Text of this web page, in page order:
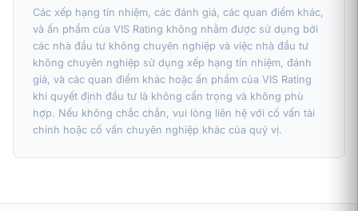
Các xếp hạng tín nhiệm, các đánh giá, các quan điểm khác,
và ấn phẩm của VIS Rating không nhằm được sử dụng bởi
các nhà đầu tư không chuyên nghiệp và việc nhà đầu tư
không chuyên nghiệp sử dụng xếp hạng tín nhiệm, đánh
giá, và các quan điểm khác hoặc ấn phẩm của VIS Rating
khi quyết định đầu tư là không cẩn trọng và không phù
hợp. Nếu không chắc chắn, vui lòng liên hệ với cố vấn tài
chính hoặc cố vấn chuyên nghiệp khác của quý vị.